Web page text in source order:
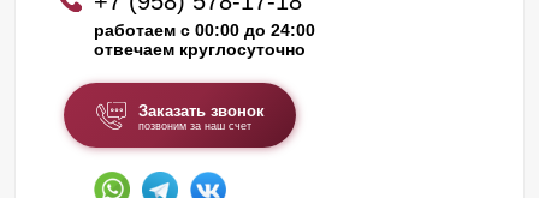
работаем с 00:00 до 24:00
отвечаем круглосуточно
Заказать звонок
позвоним за наш счет